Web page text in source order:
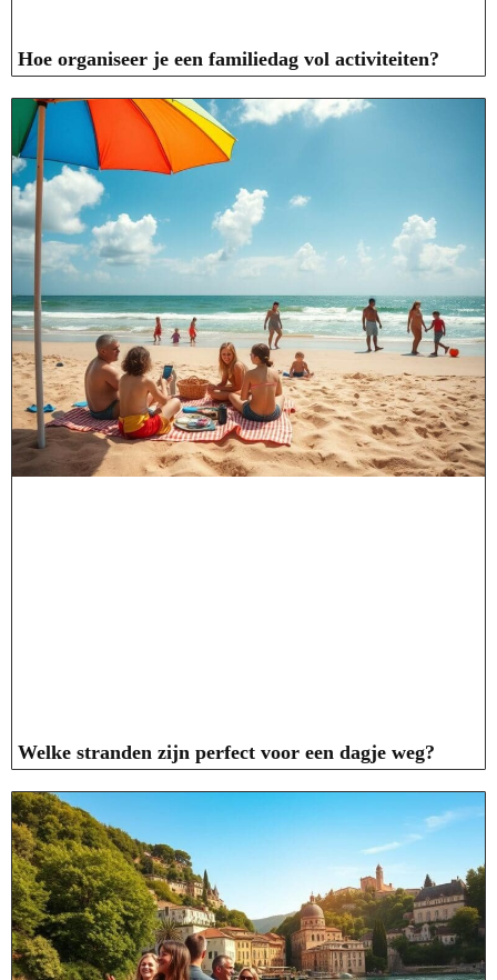
Hoe organiseer je een familiedag vol activiteiten?
Welke stranden zijn perfect voor een dagje weg?